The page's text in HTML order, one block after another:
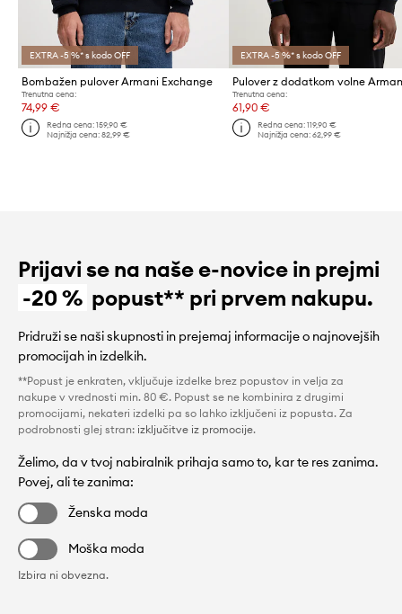
EXTRA -5 %* s kodo OFF
Bombažen pulover Armani Exchange
Trenutna cena:
74,99 €
Redna cena:159,90 €
Najnižja cena:82,99 €
EXTRA -5 %* s kodo OFF
Trenutna cena:
61,90 €
Redna cena: 119,90 €
Najnižja cena: 62,99 €
Prijavi se na naše e-novice in prejmi
-20 % popust** pri prvem nakupu.
Pridruži se naši skupnosti in prejemaj informacije o najnovejših
promocijah in izdelkih.
**Popust je enkraten, vključuje izdelke brez popustov in velja za
nakupe v vrednosti min. 80 €. Popust se ne kombinira z drugimi
promocijami, nekateri izdelki pa so lahko izključeni iz popusta. Za
podrobnosti glej stran: izključitve iz promocije.
Želimo, da v tvoj nabiralnik prihaja samo to, kar te res zanima.
Povej, ali te zanima:
Ženska moda
Moška moda
Izbira ni obvezna.